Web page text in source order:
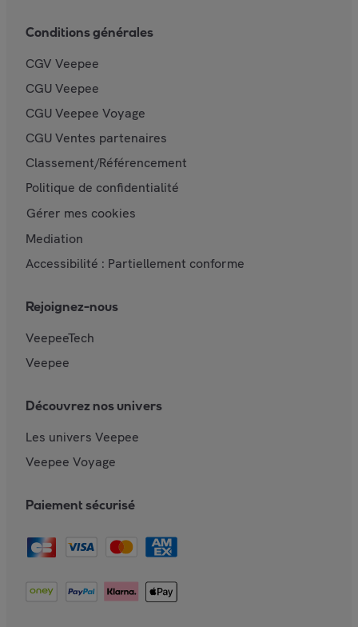
Conditions générales
CGV Veepee
CGU Veepee
CGU Veepee Voyage
CGU Ventes partenaires
Classement/Référencement
Politique de confidentialité
Gérer mes cookies
Mediation
Accessibilité : Partiellement conforme
Rejoignez-nous
VeepeeTech
Veepee
Découvrez nos univers
Les univers Veepee
Veepee Voyage
Paiement sécurisé